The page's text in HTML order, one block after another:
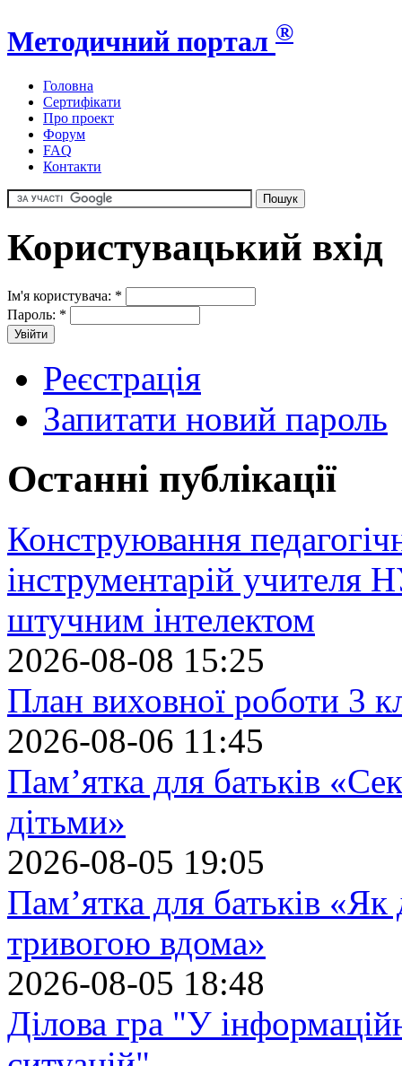
Методичний портал ®
Головна
Сертифікати
Про проект
Форум
FAQ
Контакти
Користувацький вхід
Ім'я користувача: *
Пароль: *
Реєстрація
Запитати новий пароль
Останні публікації
Конструювання
інструментарій учителя
штучним інтелектом
2026-08-08 15:25
План виховної роботи 3
2026-08-06 11:45
Пам’ятка для батьків
дітьми»
2026-08-05 19:05
Пам’ятка для батьків
тривогою вдома»
2026-08-05 18:48
Ділова гра "У